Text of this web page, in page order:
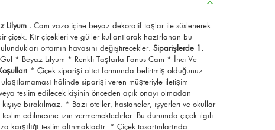
Lilyum . Cam vazo içine beyaz dekoratif taşlar ile süslenerek
çiçek. Kır çiçekleri ve güller kullanılarak hazırlanan bu
ortamın havasını değiştirecekler.Siparişlerde 1.
* Beyaz Lilyum * Renkli Taşlarla Fanus Cam * İnci Ve
* Çiçek siparişi alıcı formunda belirtmiş olduğunuz
hâlinde siparişi veren müşteriyle iletişim
teslim edilecek kişinin önceden açık onayı olmadan
bırakılmaz. * Bazı oteller, hastaneler, işyerleri ve okullar
edilmesine izin vermemektedirler. Bu durumda çiçek ilgili
karşılığı teslim alınmaktadır. * Çiçek tasarımlarında